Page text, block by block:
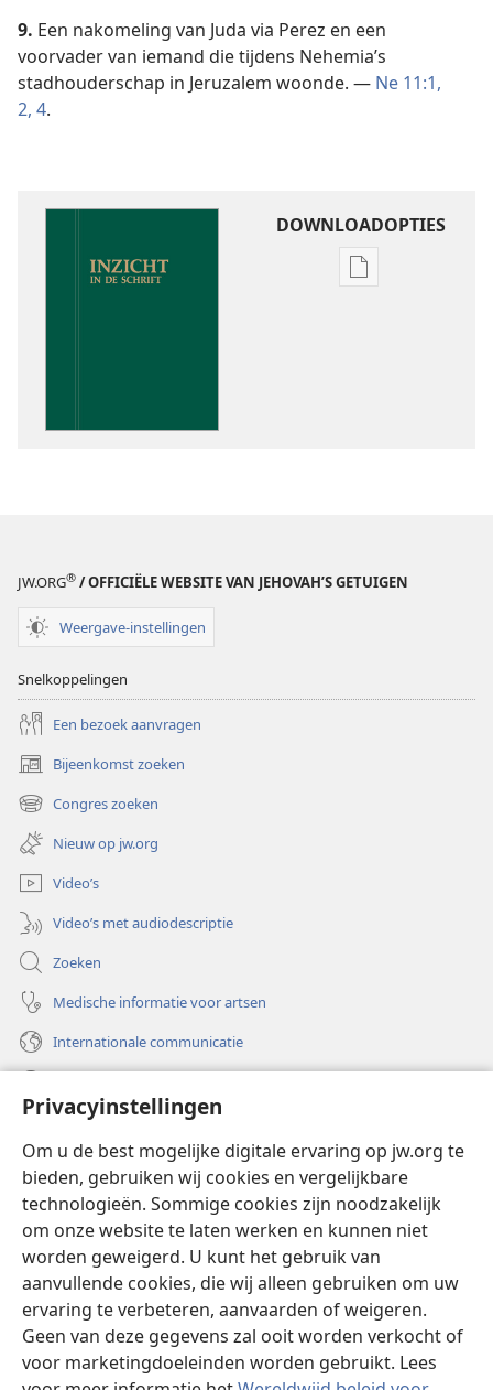
Privacyinstellingen
Om u de best mogelijke digitale ervaring op jw.org te
bieden, gebruiken wij cookies en vergelijkbare
technologieën. Sommige cookies zijn noodzakelijk
om onze website te laten werken en kunnen niet
worden geweigerd. U kunt het gebruik van
aanvullende cookies, die wij alleen gebruiken om uw
ervaring te verbeteren, aanvaarden of weigeren.
Geen van deze gegevens zal ooit worden verkocht of
voor marketingdoeleinden worden gebruikt. Lees
9. Een nakomeling van Juda via Perez en een
voorvader van iemand die tijdens Nehemia’s
stadhouderschap in Jeruzalem woonde. — Ne 11:1,
2, 4.
DOWNLOADOPTIES
JW.ORG® / OFFICIËLE WEBSITE VAN JEHOVAH’S GETUIGEN
Weergave-instellingen
Snelkoppelingen
Een bezoek aanvragen
Bijeenkomst zoeken
(opent
nieuw
venster)
Congres zoeken
(opent
nieuw
venster)
Nieuw op jw.org
Video’s
Video’s met audiodescriptie
Zoeken
Medische informatie voor artsen
Internationale communicatie
(opent
nieuw
venster)Watchtower ONLINE LIBRARY™
(opent
nieuw
venster)JW Hub ®
(opent
nieuw
venster)
®
Watchtower Library